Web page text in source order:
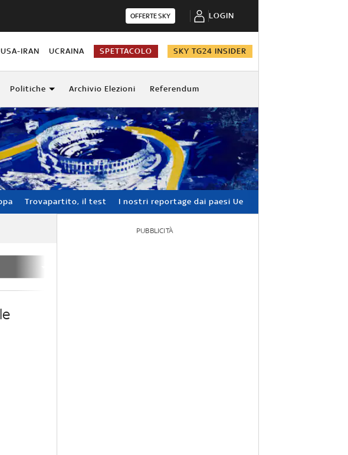
OFFERTE SKY LOGIN
USA-IRAN UCRAINA SPETTACOLO SKY TG24 INSIDER
Politiche Archivio Elezioni Referendum
Trovapartito, il test I nostri reportage dai paesi Ue
PUBBLICITÀ